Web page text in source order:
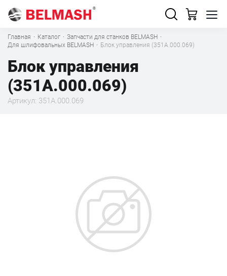
Главная · Каталог · Запчасти для станков BELMASH ·
Для шлифовальных BELMASH · Блок управления (351А.000.069)
Блок управления
(351А.000.069)
Артикул: 351А.000.069